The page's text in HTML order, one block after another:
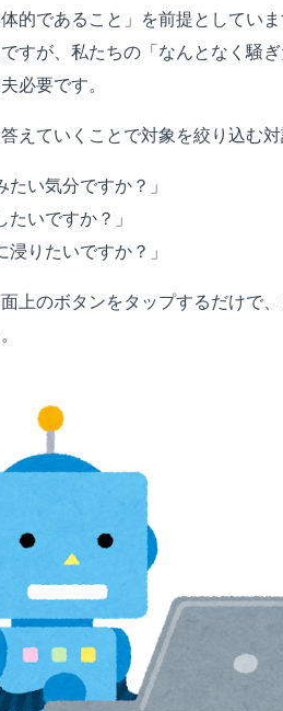
的であること」を前提としてい
すが、私たちの「なんとなく騒
必要です。
えていくことで対象を絞り込む対
たい気分ですか？」
いですか？」
浸りたいですか？」
上のボタンをタップするだけで